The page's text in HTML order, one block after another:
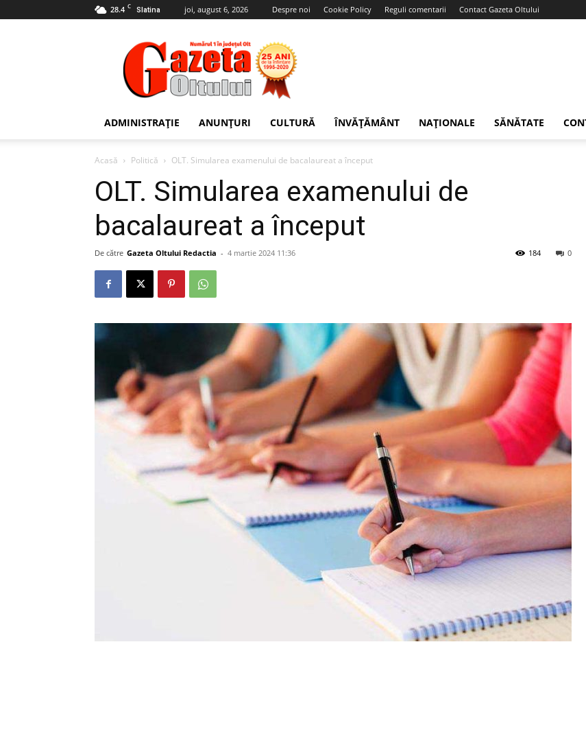
28.4 C Slatina joi, august 6, 2026 Despre noi Cookie Policy Reguli comentarii Contact Gazeta Oltului
Gazeta
Oltului
ADMINISTRAȚIE ANUNȚURI CULTURĂ ÎNVĂȚĂMÂNT NAȚIONALE SĂNĂTATE
Acasă Politică OLT. Simularea examenului de bacalaureat a început
OLT. Simularea examenului de
bacalaureat a început
De către Gazeta Oltului Redactia - 4 martie 2024 11:36 0
184